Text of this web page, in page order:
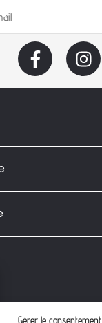
Gérer le consentement